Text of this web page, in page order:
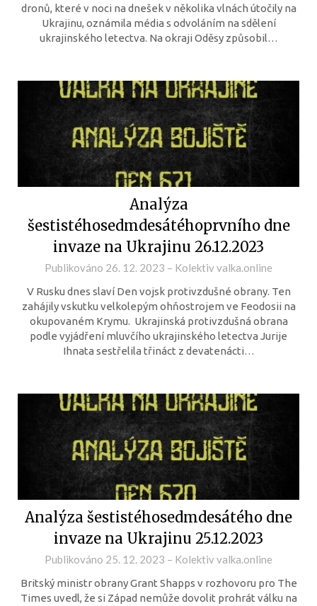
dronů, které v noci na dnešek v několika vlnách útočily na
Ukrajinu, oznámila média s odvoláním na sdělení
ukrajinského letectva. Na okraji Oděsy způsobil…
Analýza
šestistéhosedmdesátéhoprvního dne
invaze na Ukrajinu 26.12.2023
Publikováno 26. 12. 2023 – Kolektiv valka.online
V Rusku dnes slaví Den vojsk protivzdušné obrany. Ten
zahájily vskutku velkolepým ohňostrojem ve Feodosii na
okupovaném Krymu. Ukrajinská protivzdušná obrana
podle vyjádření mluvčího ukrajinského letectva Jurije
Ihnata sestřelila třináct z devatenácti…
Analýza šestistéhosedmdesátého dne
invaze na Ukrajinu 25.12.2023
Publikováno 25. 12. 2023 – Kolektiv valka.online
Britský ministr obrany Grant Shapps v rozhovoru pro The
Times uvedl, že si Západ nemůže dovolit prohrát válku na